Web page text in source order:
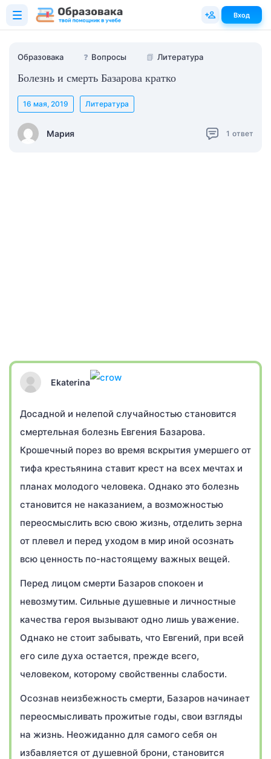
Образовака ❓ Вопросы 📗 Литература
Болезнь и смерть Базарова кратко
Мария
16 мая, 2019 Литература
1 ответ
Ekaterina
Досадной и нелепой случайностью становится
смертельная болезнь Евгения Базарова.
Крошечный порез во время вскрытия умершего от
тифа крестьянина ставит крест на всех мечтах и
планах молодого человека. Однако это болезнь
становится не наказанием, а возможностью
переосмыслить всю свою жизнь, отделить зерна
от плевел и перед уходом в мир иной осознать
всю ценность по-настоящему важных вещей.
Перед лицом смерти Базаров спокоен и
невозмутим. Сильные душевные и личностные
качества героя вызывают одно лишь уважение.
Однако не стоит забывать, что Евгений, при всей
его силе духа остается, прежде всего,
человеком, которому свойственны слабости.
Осознав неизбежность смерти, Базаров начинает
переосмысливать прожитые годы, свои взгляды
на жизнь. Неожиданно для самого себя он
избавляется от душевной брони, становится
Вход